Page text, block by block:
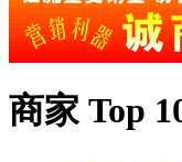
商家 Top